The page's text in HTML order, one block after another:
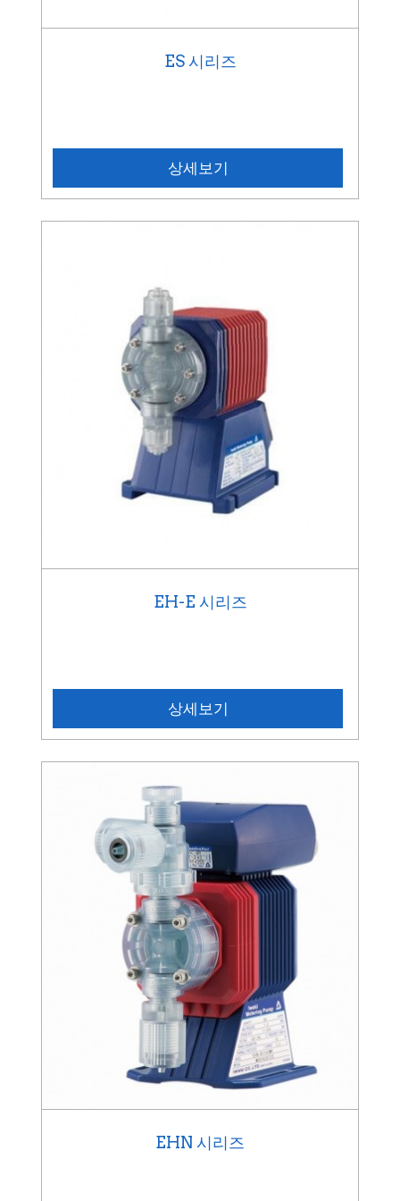
ES 시리즈
상세보기
EH-E 시리즈
상세보기
EHN 시리즈